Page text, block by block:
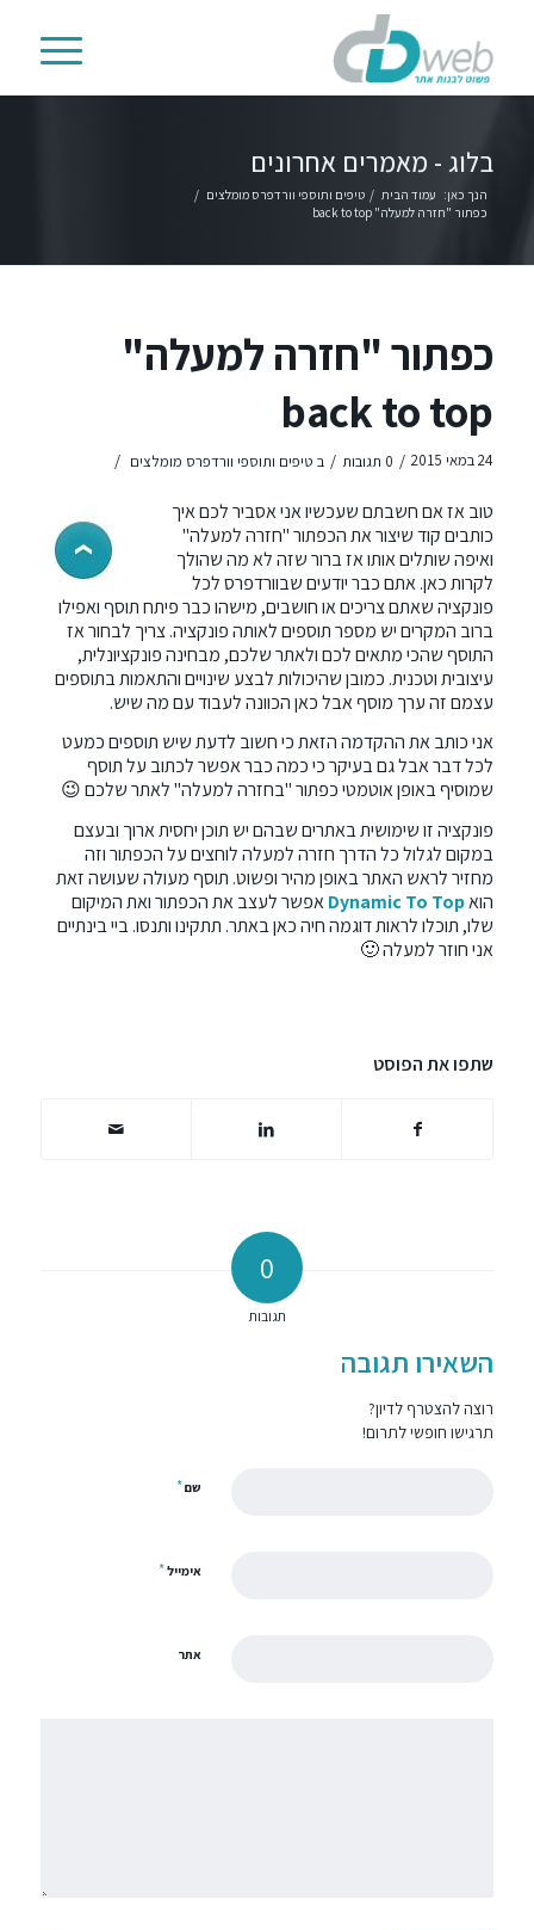
בלוג - מאמרים אחרונים
הנך כאן: עמוד הבית / טיפים ותוספי וורדפרס מומלצים /
כפתור "חזרה למעלה" back to top
כפתור "חזרה למעלה"
back to top
24 במאי 2015 / 0 תגובות / ב טיפים ותוספי וורדפרס מומלצים /
טוב אז אם חשבתם שעכשיו אני אסביר לכם איך
כותבים קוד שיצור את הכפתור "חזרה למעלה"
ואיפה שותלים אותו אז ברור שזה לא מה שהולך
לקרות כאן. אתם כבר יודעים שבוורדפרס לכל
פונקציה שאתם צריכים או חושבים, מישהו כבר פיתח תוסף ואפילו
ברוב המקרים יש מספר תוספים לאותה פונקציה. צריך לבחור אז
התוסף שהכי מתאים לכם ולאתר שלכם, מבחינה פונקציונלית,
עיצובית וטכנית. כמובן שהיכולות לבצע שינויים והתאמות בתוספים
עצמם זה ערך מוסף אבל כאן הכוונה לעבוד עם מה שיש.
אני כותב את ההקדמה הזאת כי חשוב לדעת שיש תוספים כמעט
לכל דבר אבל גם בעיקר כי כמה כבר אפשר לכתוב על תוסף
שמוסיף באופן אוטמטי כפתור "בחזרה למעלה" לאתר שלכם 😉
פונקציה זו שימושית באתרים שבהם יש תוכן יחסית ארוך ובעצם
במקום לגלול כל הדרך חזרה למעלה לוחצים על הכפתור וזה
מחזיר לראש האתר באופן מהיר ופשוט. תוסף מעולה שעושה זאת
הואDynamic To Topאפשר לעצב את הכפתור ואת המיקום
שלו, תוכלו לראות דוגמה חיה כאן באתר. תתקינו ותנסו. ביי בינתיים
אני חוזר למעלה 🙂
שתפו את הפוסט
0
תגובות
השאירו תגובה
רוצה להצטרף לדיון?
תרגישו חופשי לתרום!
שם*
אימייל*
אתר